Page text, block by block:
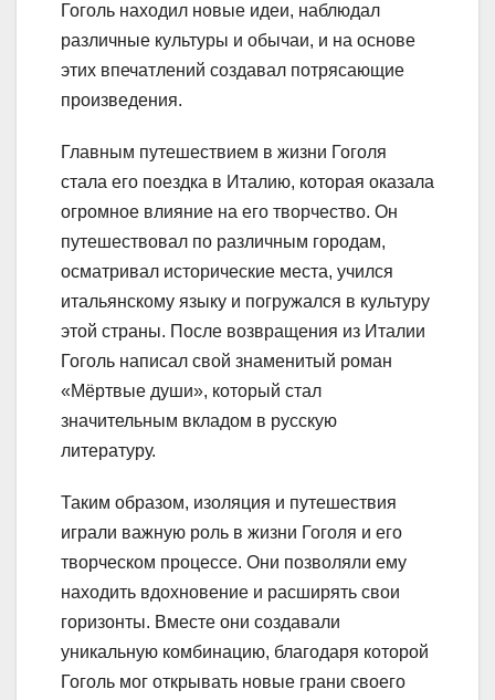
Гоголь находил новые идеи, наблюдал
различные культуры и обычаи, и на основе
этих впечатлений создавал потрясающие
произведения.
Главным путешествием в жизни Гоголя
стала его поездка в Италию, которая оказала
огромное влияние на его творчество. Он
путешествовал по различным городам,
осматривал исторические места, учился
итальянскому языку и погружался в культуру
этой страны. После возвращения из Италии
Гоголь написал свой знаменитый роман
«Мёртвые души», который стал
значительным вкладом в русскую
литературу.
Таким образом, изоляция и путешествия
играли важную роль в жизни Гоголя и его
творческом процессе. Они позволяли ему
находить вдохновение и расширять свои
горизонты. Вместе они создавали
уникальную комбинацию, благодаря которой
Гоголь мог открывать новые грани своего